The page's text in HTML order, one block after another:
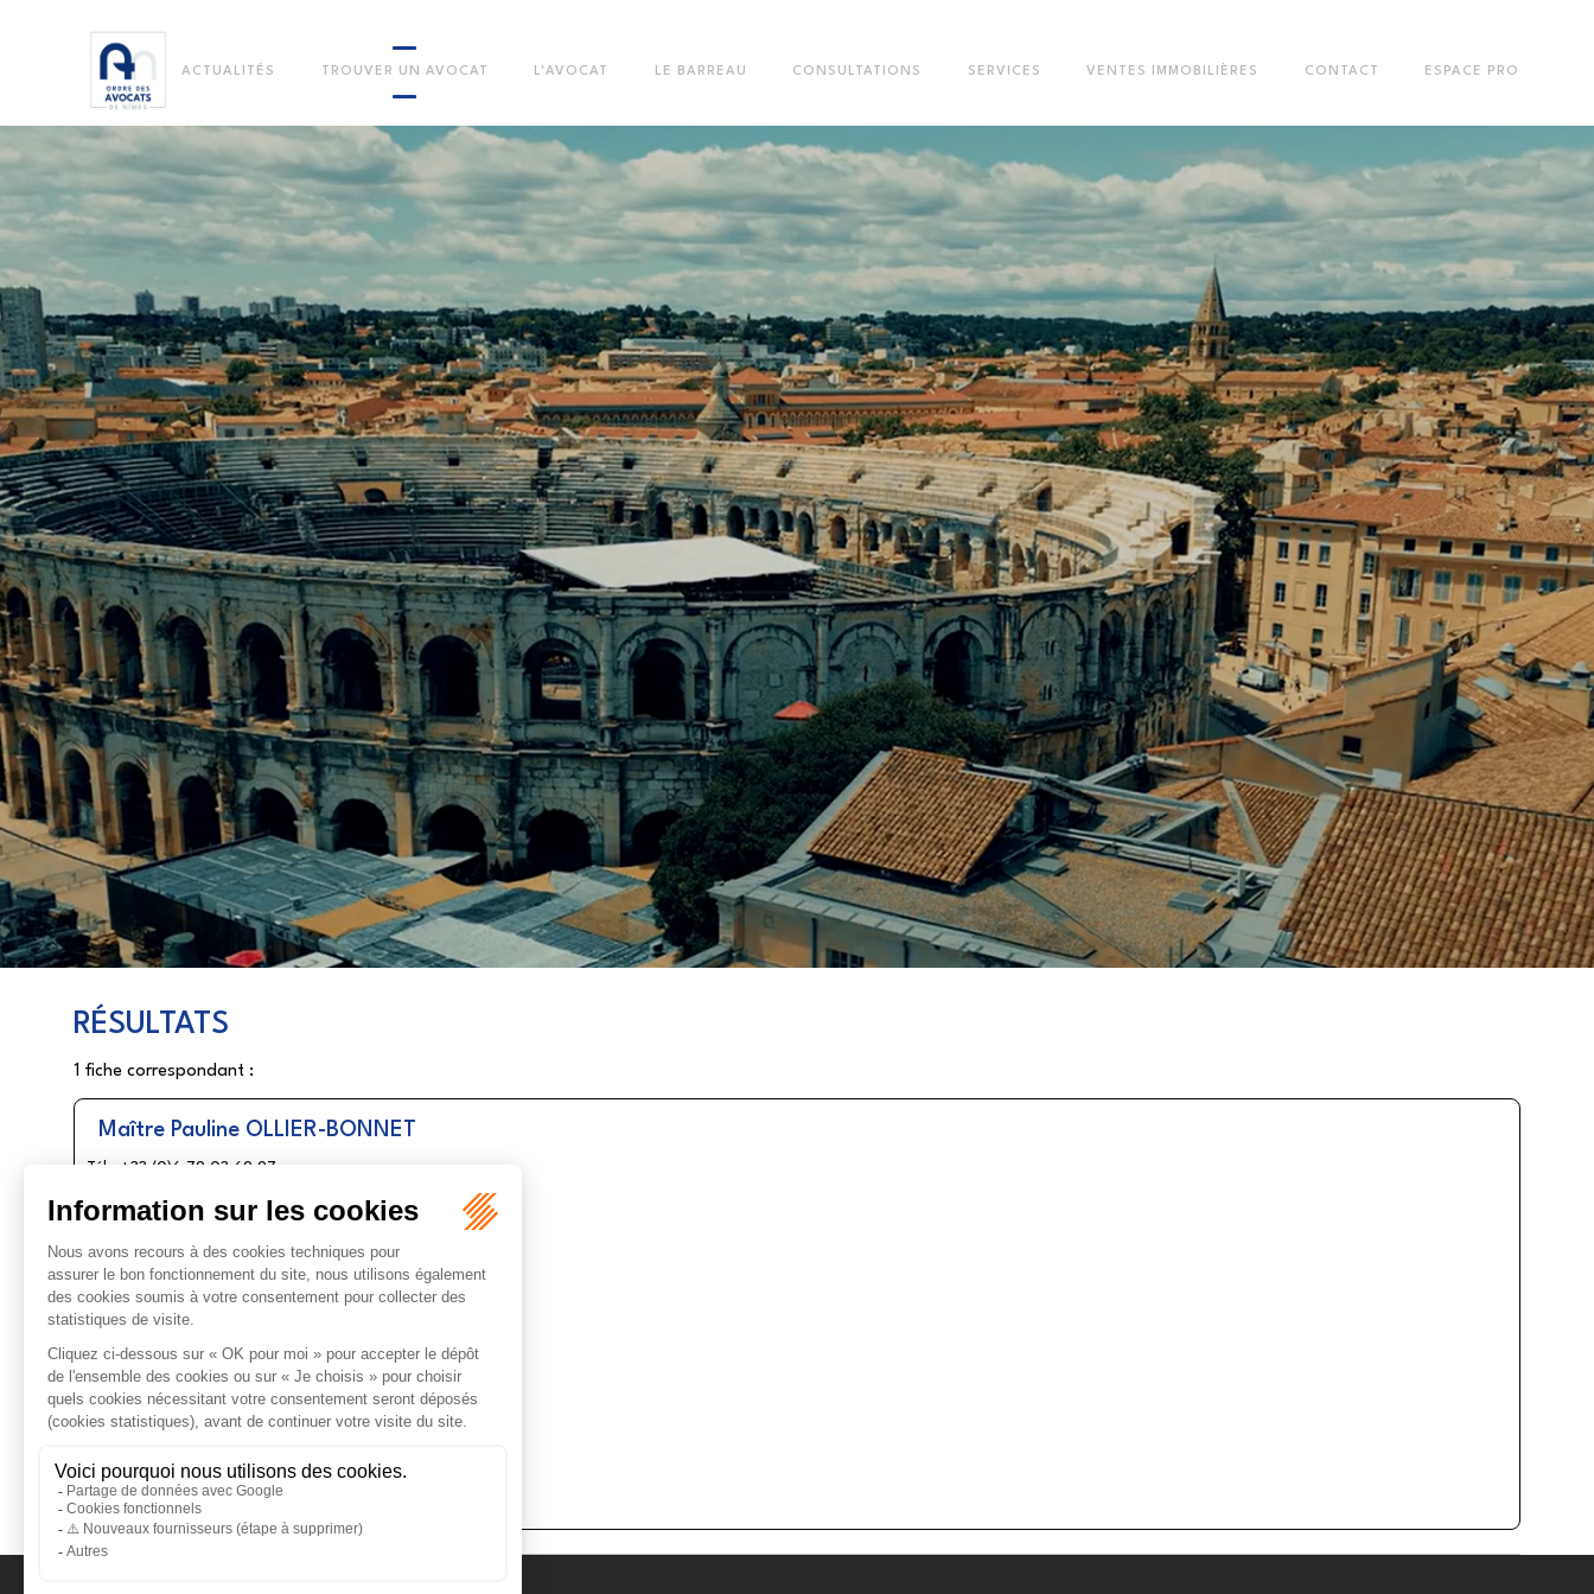
ACTUALITÉS TROUVER UN AVOCAT L'AVOCAT LE BARREAU CONSULTATIONS SERVICES VENTES IMMOBILIÈRES CONTACT ESPACE PRO
Vous êtes ici : Trouver un avocat Tableau de l'Ordre
RÉSULTATS
1 fiche correspondant :
Maître Pauline OLLIER-BONNET
Tél : +33 (0)6 79 03 69 97
Prestation de serment : 2015
La transaction
Accident du travail
Droit des transports
...
+ 6 autres domaines
Voir le détail Contact